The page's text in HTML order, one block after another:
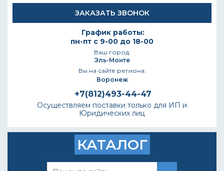
ЗАКАЗАТЬ ЗВОНОК
График работы:
пн-пт с 9-00 до 18-00
Ваш город:
Эль-Монте
Вы на сайте региона:
Воронеж
+7(812)493-44-47
Осуществляем поставки только для ИП и
Юридических лиц
КАТАЛОГ